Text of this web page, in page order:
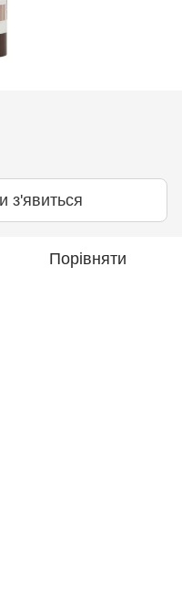
з'явиться
Порівняти